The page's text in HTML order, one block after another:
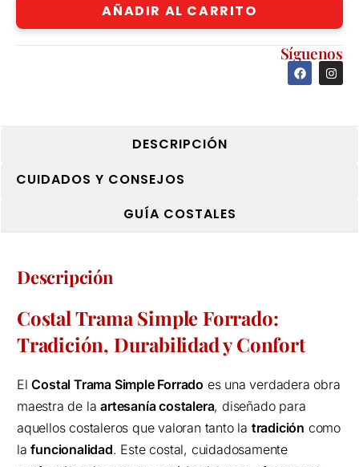
AÑADIR AL CARRITO
Síguenos
DESCRIPCIÓN
CUIDADOS Y CONSEJOS
GUÍA COSTALES
Descripción
Costal Trama Simple Forrado:
Tradición, Durabilidad y Confort
ElCostal Trama Simple Forrado es una verdadera obra
maestra de laartesanía costalera, diseñado para
aquellos costaleros que valoran tanto la tradición como
lafuncionalidad. Este costal, cuidadosamente